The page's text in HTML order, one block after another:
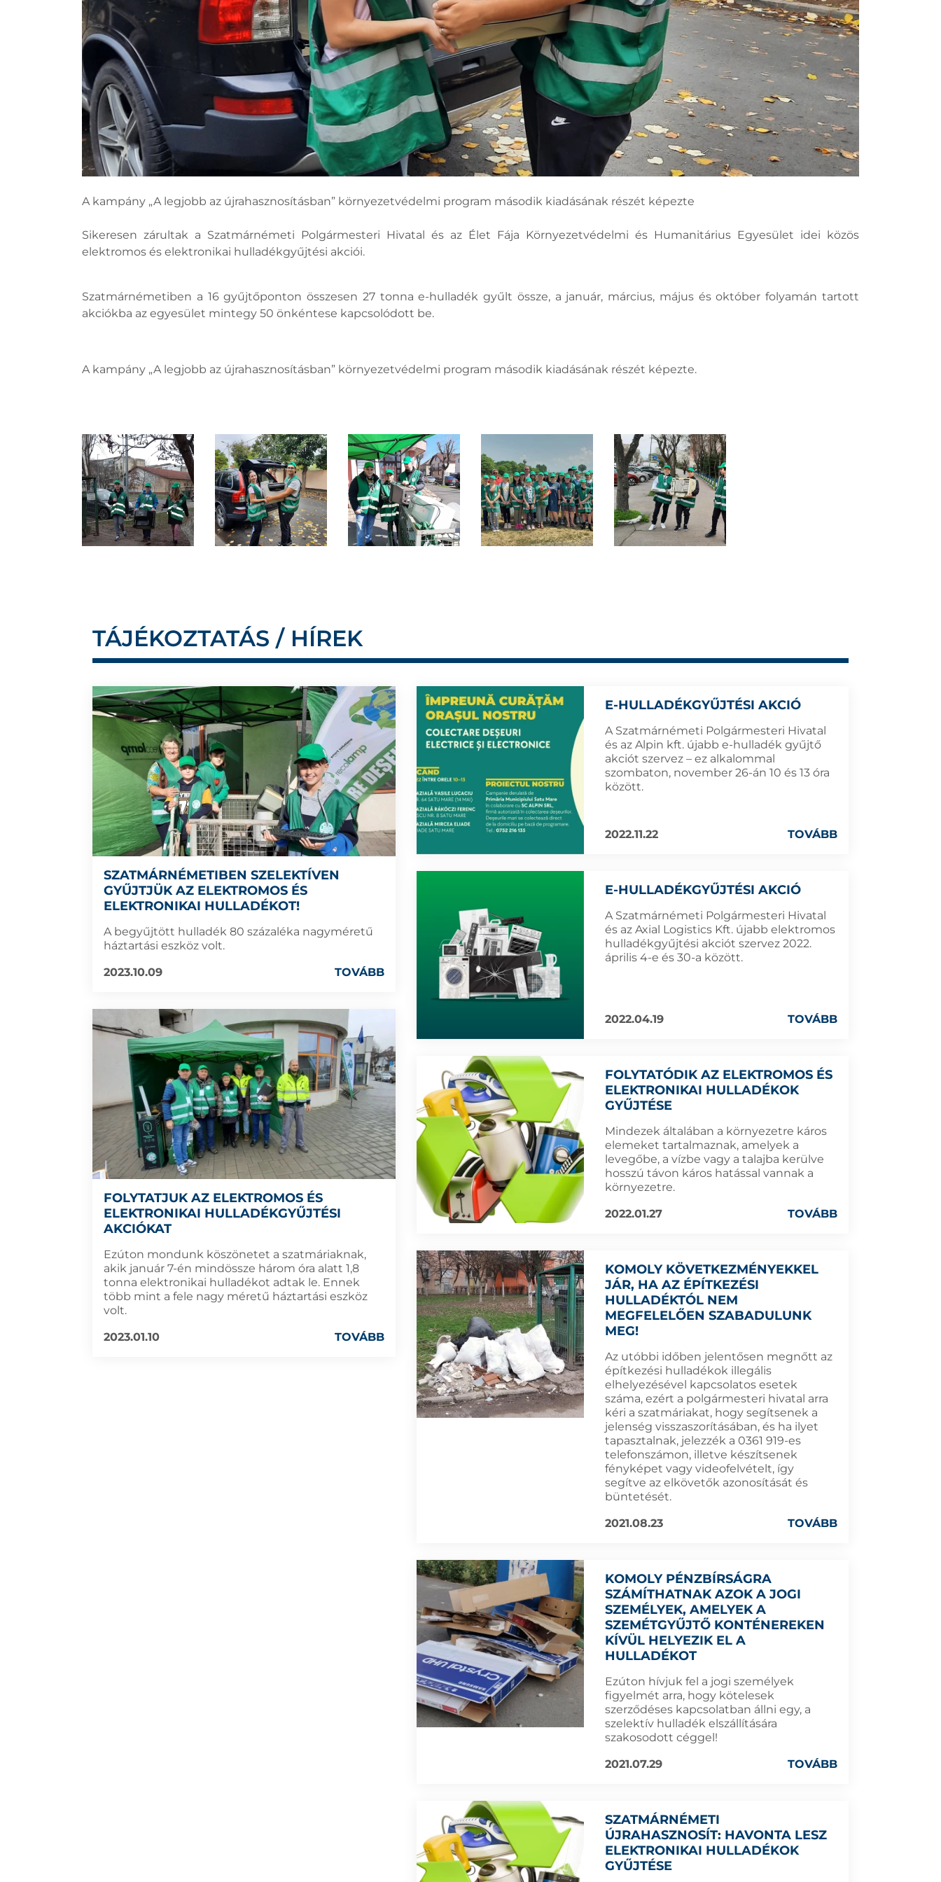
A kampány „A legjobb az újrahasznosításban” környezetvédelmi program második kiadásának részét képezte
Sikeresen zárultak a Szatmárnémeti Polgármesteri Hivatal és az Élet Fája Környezetvédelmi és Humanitárius Egyesület idei közös
elektromos és elektronikai hulladékgyűjtési akciói.
Szatmárnémetiben a 16 gyűjtőponton összesen 27 tonna e-hulladék gyűlt össze, a január, március, május és október folyamán tartott
akciókba az egyesület mintegy 50 önkéntese kapcsolódott be.
A kampány „A legjobb az újrahasznosításban” környezetvédelmi program második kiadásának részét képezte.
TÁJÉKOZTATÁS / HÍREK
SZATMÁRNÉMETIBEN SZELEKTÍVEN
GYŰJTJÜK AZ ELEKTROMOS ÉS
ELEKTRONIKAI HULLADÉKOT!
A begyűjtött hulladék 80 százaléka nagyméretű
háztartási eszköz volt.
2023.10.09
TOVÁBB
FOLYTATJUK AZ ELEKTROMOS ÉS
ELEKTRONIKAI HULLADÉKGYŰJTÉSI
AKCIÓKAT
Ezúton mondunk köszönetet a szatmáriaknak,
akik január 7-én mindössze három óra alatt 1,8
tonna elektronikai hulladékot adtak le. Ennek
több mint a fele nagy méretű háztartási eszköz
volt.
2023.01.10
TOVÁBB
E-HULLADÉKGYŰJTÉSI AKCIÓ
A Szatmárnémeti Polgármesteri Hivatal
és az Alpin kft. újabb e-hulladék gyűjtő
akciót szervez – ez alkalommal
szombaton, november 26-án 10 és 13 óra
között.
2022.11.22 TOVÁBB
E-HULLADÉKGYŰJTÉSI AKCIÓ
A Szatmárnémeti Polgármesteri Hivatal
és az Axial Logistics Kft. újabb elektromos
hulladékgyűjtési akciót szervez 2022.
április 4-e és 30-a között.
2022.04.19 TOVÁBB
FOLYTATÓDIK AZ ELEKTROMOS ÉS
ELEKTRONIKAI HULLADÉKOK
GYŰJTÉSE
Mindezek általában a környezetre káros
elemeket tartalmaznak, amelyek a
levegőbe, a vízbe vagy a talajba kerülve
hosszú távon káros hatással vannak a
környezetre.
2022.01.27
TOVÁBB
KOMOLY KÖVETKEZMÉNYEKKEL
JÁR, HA AZ ÉPÍTKEZÉSI
HULLADÉKTÓL NEM
MEGFELELŐEN SZABADULUNK
MEG!
Az utóbbi időben jelentősen megnőtt az
építkezési hulladékok illegális
elhelyezésével kapcsolatos esetek
száma, ezért a polgármesteri hivatal arra
kéri a szatmáriakat, hogy segítsenek a
jelenség visszaszorításában, és ha ilyet
tapasztalnak, jelezzék a 0361 919-es
telefonszámon, illetve készítsenek
fényképet vagy videofelvételt, így
segítve az elkövetők azonosítását és
büntetését.
2021.08.23
TOVÁBB
KOMOLY PÉNZBÍRSÁGRA
SZÁMÍTHATNAK AZOK A JOGI
SZEMÉLYEK, AMELYEK A
SZEMÉTGYŰJTŐ KONTÉNEREKEN
KÍVÜL HELYEZIK EL A
HULLADÉKOT
Ezúton hívjuk fel a jogi személyek
figyelmét arra, hogy kötelesek
szerződéses kapcsolatban állni egy, a
szelektív hulladék elszállítására
szakosodott céggel!
2021.07.29
TOVÁBB
SZATMÁRNÉMETI
ÚJRAHASZNOSÍT: HAVONTA LESZ
ELEKTRONIKAI HULLADÉKOK
GYŰJTÉSE